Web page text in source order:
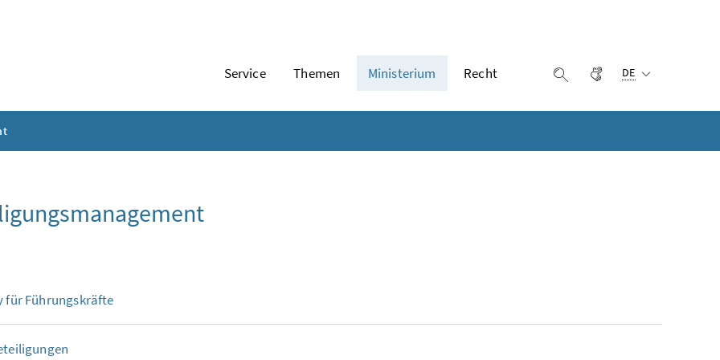
Service Themen Ministerium Recht Suche einblenden
Gebärdensprache
DE
für Führungskräfte